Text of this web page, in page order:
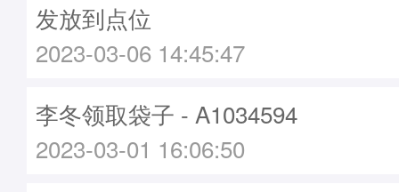
发放到点位
2023-03-06 14:45:47
李冬领取袋子 - A1034594
2023-03-01 16:06:50